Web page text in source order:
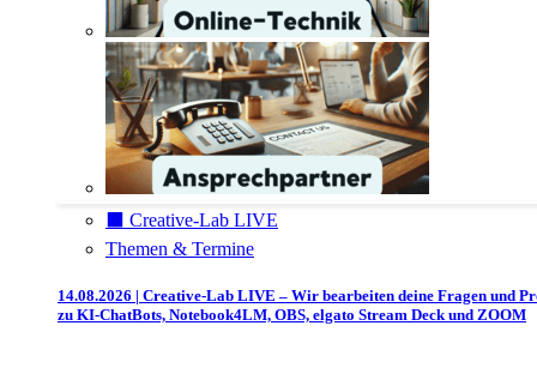
⬛️ Creative-Lab LIVE
Themen & Termine
14.08.2026 | Creative-Lab LIVE – Wir bearbeiten deine Fragen und
zu KI-ChatBots, Notebook4LM, OBS, elgato Stream Deck und ZOOM